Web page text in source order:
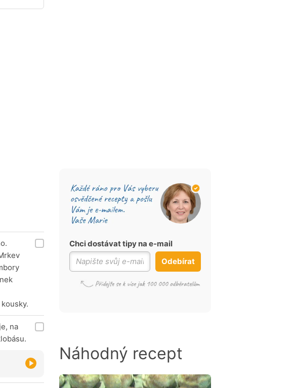
na
Chci dostávat tipy na e-mail
Odebírat
Náhodný recept